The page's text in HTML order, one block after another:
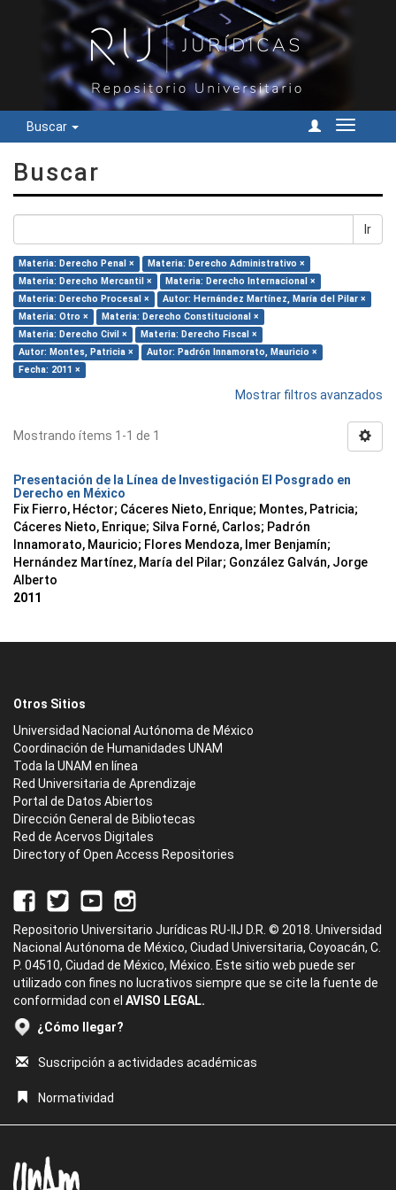
Buscar
Cambiar
Buscar
Ir
Materia: Derecho Penal ×
Materia: Derecho Administrativo ×
Materia: Derecho Mercantil ×
Materia: Derecho Internacional ×
Materia: Derecho Procesal ×
Autor: Hernández Martínez, María del Pilar ×
Materia: Otro ×
Materia: Derecho Constitucional ×
Materia: Derecho Civil ×
Materia: Derecho Fiscal ×
Autor: Montes, Patricia ×
Autor: Padrón Innamorato, Mauricio ×
Fecha: 2011 ×
Mostrar filtros avanzados
Mostrando ítems 1-1 de 1
Presentación de la Línea de Investigación El Posgrado en
Derecho en México
Fix Fierro, Héctor; Cáceres Nieto, Enrique; Montes, Patricia;
Cáceres Nieto, Enrique; Silva Forné, Carlos; Padrón
Innamorato, Mauricio; Flores Mendoza, Imer Benjamín;
Hernández Martínez, María del Pilar; González Galván, Jorge
Alberto
2011
Otros Sitios
Universidad Nacional Autónoma de México
Coordinación de Humanidades UNAM
Toda la UNAM en línea
Red Universitaria de Aprendizaje
Portal de Datos Abiertos
Dirección General de Bibliotecas
Red de Acervos Digitales
Directory of Open Access Repositories
Repositorio Universitario Jurídicas RU-IIJ D.R. © 2018. Universidad
Nacional Autónoma de México, Ciudad Universitaria, Coyoacán, C.
P. 04510, Ciudad de México, México. Este sitio web puede ser
utilizado con fines no lucrativos siempre que se cite la fuente de
conformidad con el AVISO LEGAL.
¿Cómo llegar?
Suscripción a actividades académicas
Normatividad